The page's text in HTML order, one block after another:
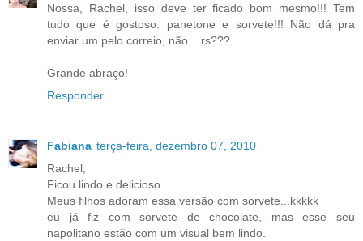
Nossa, Rachel, isso deve ter ficado bom mesmo!!! Tem
tudo que é gostoso: panetone e sorvete!!! Não dá pra
enviar um pelo correio, não....rs???
Grande abraço!
Responder
Fabiana terça-feira, dezembro 07, 2010
Rachel,
Ficou lindo e delicioso.
Meus filhos adoram essa versão com sorvete...kkkkk
eu já fiz com sorvete de chocolate, mas esse seu
napolitano estão com um visual bem lindo.